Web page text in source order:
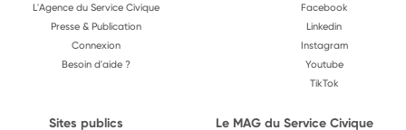
L'Agence du Service Civique
Presse & Publication
Connexion
Besoin d'aide ?
Facebook
Linkedin
Instagram
Youtube
TikTok
Sites publics Le MAG du Service Civique